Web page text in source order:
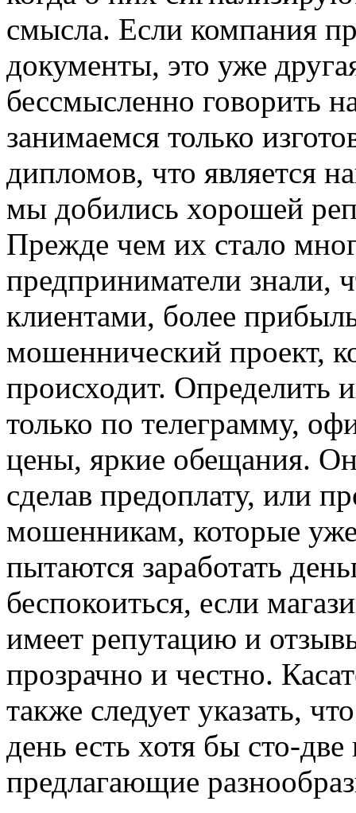
смысла. Если компания
документы, это уже
бессмысленно говорить
занимаемся только
дипломов, что является
мы добились хорошей
Прежде чем их стало
предприниматели знали,
клиентами, более
мошеннический проект,
происходит. Определить
только по телеграмму,
цены, яркие обещания.
сделав предоплату, или
мошенникам, которые
пытаются заработать
беспокоиться, если
имеет репутацию и
прозрачно и честно.
также следует указать,
день есть хотя бы сто-
предлагающие